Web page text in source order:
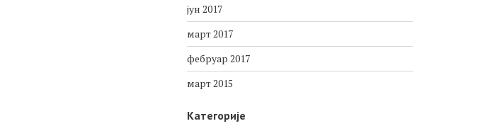
јун 2017
март 2017
фебруар 2017
март 2015
Категорије